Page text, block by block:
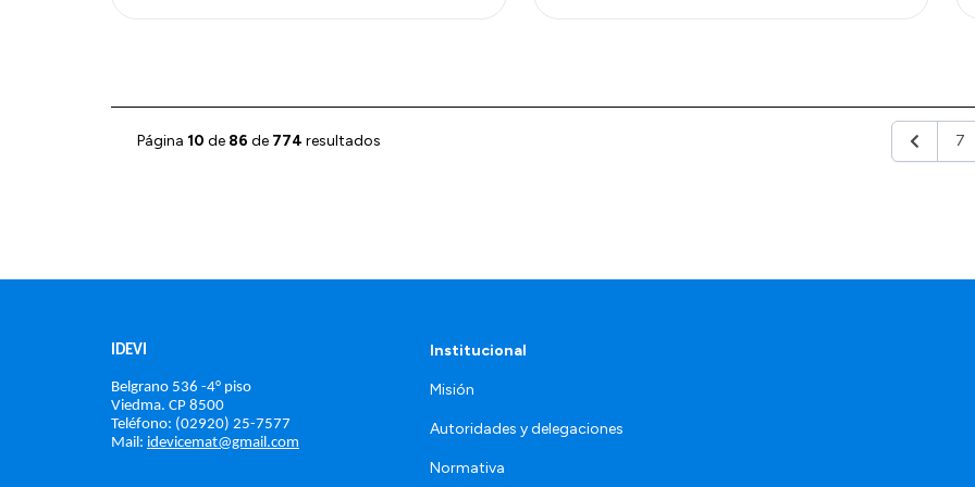
Página 10 de 86 de 774 resultados Anterior7
IDEVI
Belgrano 536 -4° piso
Viedma. CP 8500
Teléfono: (02920) 25-7577
Mail: idevicemat@gmail.com
Institucional
Misión
Autoridades y delegaciones
Normativa